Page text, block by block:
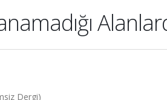
Dergi)